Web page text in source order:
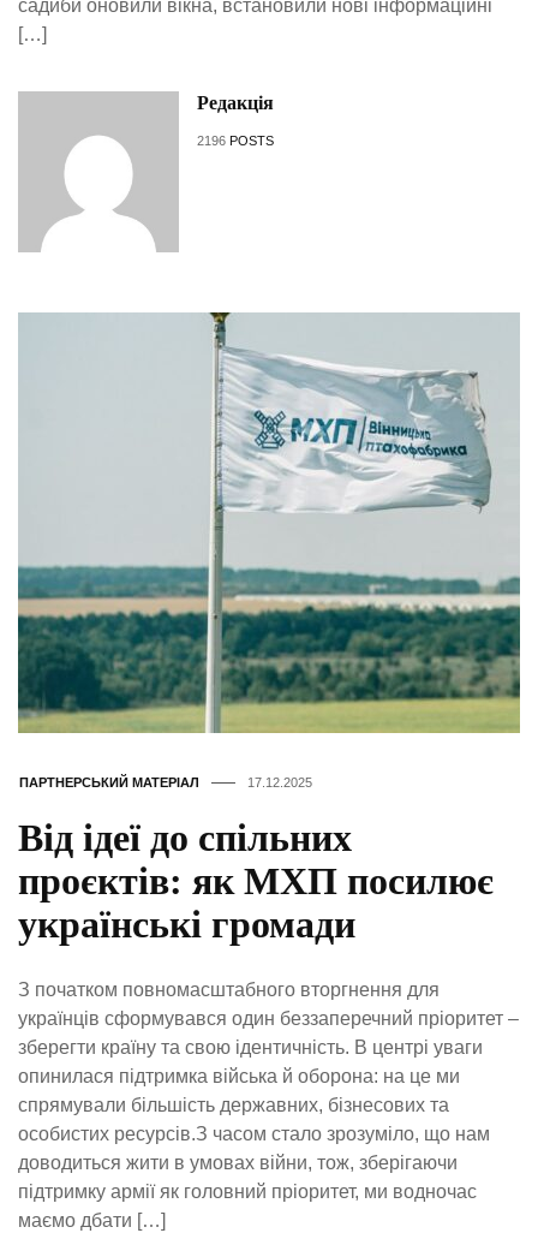
садиби оновили вікна, встановили нові інформаційні
[…]
Редакція
2196 POSTS
ПАРТНЕРСЬКИЙ МАТЕРІАЛ 17.12.2025
Від ідеї до спільних
проєктів: як МХП посилює
українські громади
З початком повномасштабного вторгнення для
українців сформувався один беззаперечний пріоритет –
зберегти країну та свою ідентичність. В центрі уваги
опинилася підтримка війська й оборона: на це ми
спрямували більшість державних, бізнесових та
особистих ресурсів.З часом стало зрозуміло, що нам
доводиться жити в умовах війни, тож, зберігаючи
підтримку армії як головний пріоритет, ми водночас
маємо дбати […]